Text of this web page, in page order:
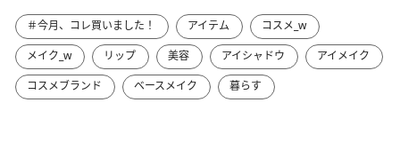
＃今月、コレ買いました！ アイテム
コスメ_w
メイク_w
リップ 美容 アイシャドウ
アイメイク
コスメブランド
ベースメイク 暮らす